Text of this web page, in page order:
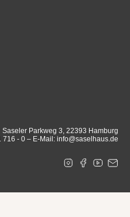
Saseler Parkweg 3, 22393 Hamburg
716 - 0 – E-Mail: info@saselhaus.de